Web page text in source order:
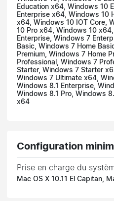
Education x64, Windows 10
Enterprise x64, Windows 10
x64, Windows 10 IOT Core,
10 Pro x64, Windows 10
Enterprise, Windows 7
Basic, Windows 7 Home
Premium, Windows 7 Home
Professional, Windows 7
Starter, Windows 7 Starter
Windows 7 Ultimate x64,
Windows 8.1 Enterprise,
Windows 8.1 Pro, Windows
x64
Configuration
Prise en charge du
Mac OS X 10.11 El Capitan,